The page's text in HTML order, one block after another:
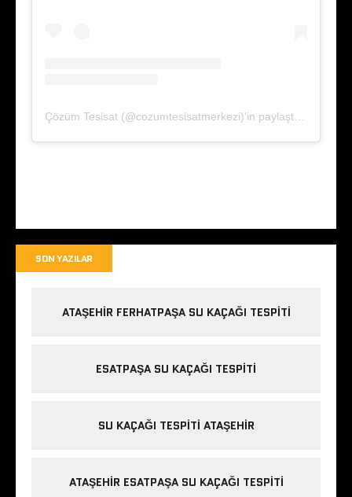
Çözüm Tesisat (@cozumtesisatmerkezi)'in paylaştığı bir gönderi
SON YAZILAR
ATAŞEHIR FERHATPAŞA SU KAÇAĞI TESPITI
ESATPAŞA SU KAÇAĞI TESPITI
SU KAÇAĞI TESPITI ATAŞEHIR
ATAŞEHIR ESATPAŞA SU KAÇAĞI TESPITI